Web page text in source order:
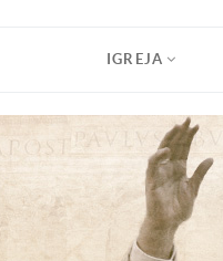
IGREJA